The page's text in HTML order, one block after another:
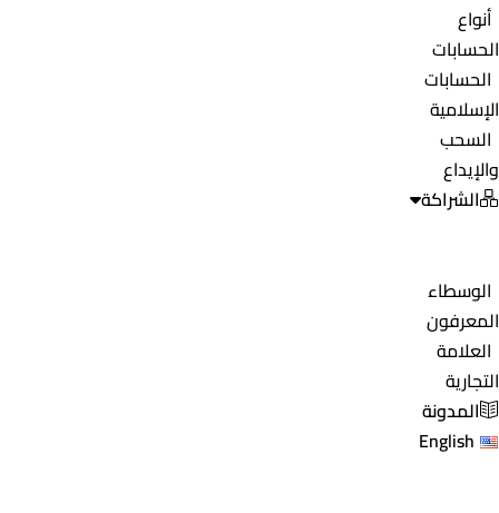
أنواع
الحسابات
الحسابات
الإسلامية
السحب
والإيداع
الشراكة
الوسطاء
المعرفون
العلامة
التجارية
المدونة
English